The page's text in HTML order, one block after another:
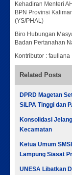
Kehadiran Menteri
BPN Provinsi
(YS/PHAL)
Biro Hubungan
Badan Pertanahan
Kontributor : faullana
Related Posts
DPRD Magetan
SiLPA Tinggi dan
Konsolidasi
Kecamatan
Ketua Umum
Lampung Siasat
UNESA Libatkan